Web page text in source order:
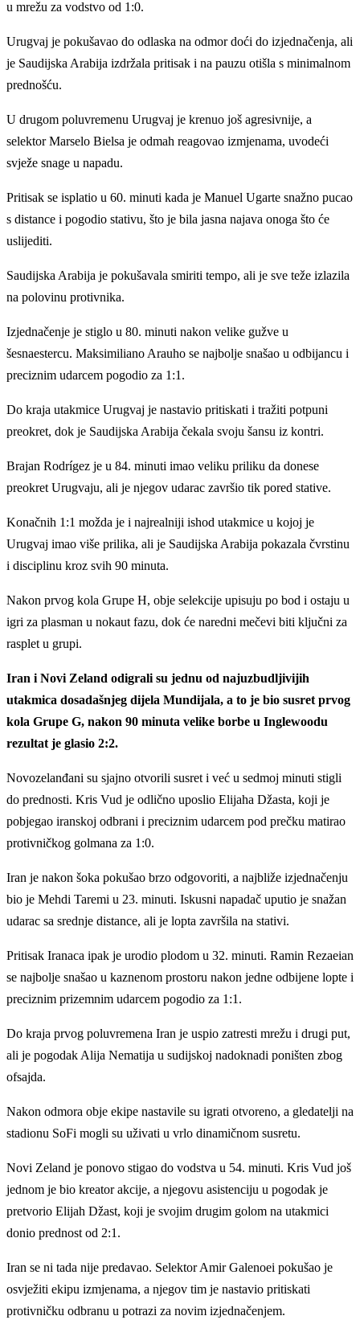
u mrežu za vodstvo od 1:0.
Urugvaj je pokušavao do odlaska na odmor doći do izjednačenja, ali
je Saudijska Arabija izdržala pritisak i na pauzu otišla s minimalnom
prednošću.
U drugom poluvremenu Urugvaj je krenuo još agresivnije, a
selektor Marselo Bielsa je odmah reagovao izmjenama, uvodeći
svježe snage u napadu.
Pritisak se isplatio u 60. minuti kada je Manuel Ugarte snažno pucao
s distance i pogodio stativu, što je bila jasna najava onoga što će
uslijediti.
Saudijska Arabija je pokušavala smiriti tempo, ali je sve teže izlazila
na polovinu protivnika.
Izjednačenje je stiglo u 80. minuti nakon velike gužve u
šesnaestercu. Maksimiliano Arauho se najbolje snašao u odbijancu i
preciznim udarcem pogodio za 1:1.
Do kraja utakmice Urugvaj je nastavio pritiskati i tražiti potpuni
preokret, dok je Saudijska Arabija čekala svoju šansu iz kontri.
Brajan Rodrígez je u 84. minuti imao veliku priliku da donese
preokret Urugvaju, ali je njegov udarac završio tik pored stative.
Konačnih 1:1 možda je i najrealniji ishod utakmice u kojoj je
Urugvaj imao više prilika, ali je Saudijska Arabija pokazala čvrstinu
i disciplinu kroz svih 90 minuta.
Nakon prvog kola Grupe H, obje selekcije upisuju po bod i ostaju u
igri za plasman u nokaut fazu, dok će naredni mečevi biti ključni za
rasplet u grupi.
Iran i Novi Zeland odigrali su jednu od najuzbudljivijih
utakmica dosadašnjeg dijela Mundijala, a to je bio susret prvog
kola Grupe G, nakon 90 minuta velike borbe u Inglewoodu
rezultat je glasio 2:2.
Novozelanđani su sjajno otvorili susret i već u sedmoj minuti stigli
do prednosti. Kris Vud je odlično uposlio Elijaha Džasta, koji je
pobjegao iranskoj odbrani i preciznim udarcem pod prečku matirao
protivničkog golmana za 1:0.
Iran je nakon šoka pokušao brzo odgovoriti, a najbliže izjednačenju
bio je Mehdi Taremi u 23. minuti. Iskusni napadač uputio je snažan
udarac sa srednje distance, ali je lopta završila na stativi.
Pritisak Iranaca ipak je urodio plodom u 32. minuti. Ramin Rezaeian
se najbolje snašao u kaznenom prostoru nakon jedne odbijene lopte i
preciznim prizemnim udarcem pogodio za 1:1.
Do kraja prvog poluvremena Iran je uspio zatresti mrežu i drugi put,
ali je pogodak Alija Nematija u sudijskoj nadoknadi poništen zbog
ofsajda.
Nakon odmora obje ekipe nastavile su igrati otvoreno, a gledatelji na
stadionu SoFi mogli su uživati u vrlo dinamičnom susretu.
Novi Zeland je ponovo stigao do vodstva u 54. minuti. Kris Vud još
jednom je bio kreator akcije, a njegovu asistenciju u pogodak je
pretvorio Elijah Džast, koji je svojim drugim golom na utakmici
donio prednost od 2:1.
Iran se ni tada nije predavao. Selektor Amir Galenoei pokušao je
osvježiti ekipu izmjenama, a njegov tim je nastavio pritiskati
protivničku odbranu u potrazi za novim izjednačenjem.